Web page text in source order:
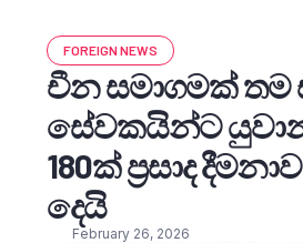
FOREIGN NEWS
චීන සමාගමක් තම
සේවකයින්ට
180ක් ප්‍රසාද
දෙයි
February 26, 2026